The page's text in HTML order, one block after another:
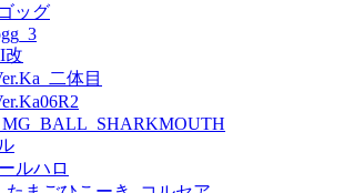
ッグ
改
二体目
ルハロ